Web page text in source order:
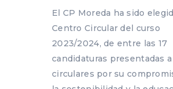
El CP Moreda ha sido
Centro Circular del curso
2023/2024, de entre las 17
candidaturas presentadas
circulares por su